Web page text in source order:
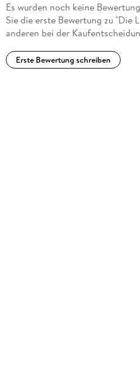
Auch der "Der deutsche
Euro) bedient sich für seinen
Perversionen, aus Kenneth
"Hollywood Babylon", der
böswillige Erdichtung und trübe
Es wurden noch keine
Sie die erste Bewertung zu "Die
anderen bei der
Erste Bewertung schreiben